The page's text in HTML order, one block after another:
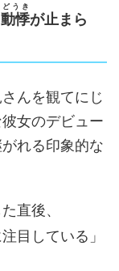
動悸
どうき
が止まら
さんを観てにじ
女のデビュー
れる印象的な
直後、
目している」